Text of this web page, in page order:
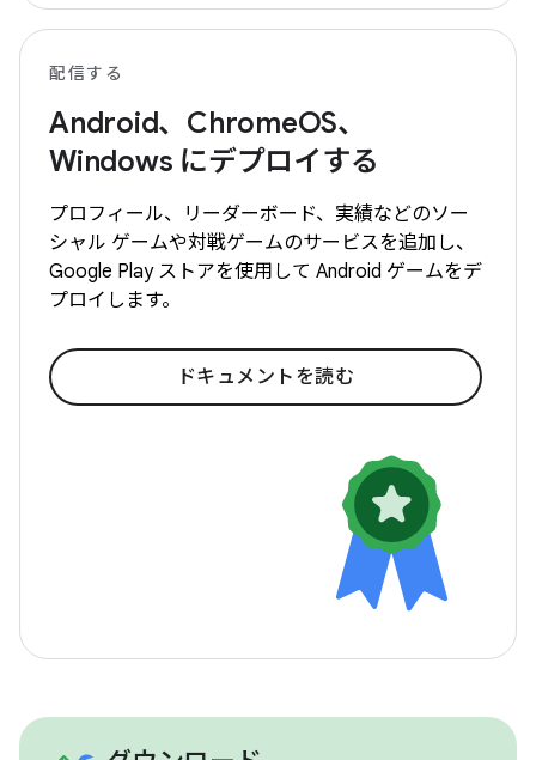
配信する
Android、ChromeOS、
Windows にデプロイする
プロフィール、リーダーボード、実績などのソー
シャル ゲームや対戦ゲームのサービスを追加し、
Google Play ストアを使用して Android ゲームをデ
プロイします。
ドキュメントを読む